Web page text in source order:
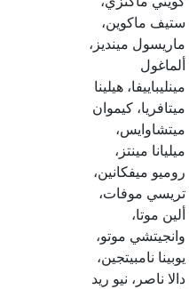
كويني ماكنزي،
ستيف ماكوين،
ماريسول مينديز،
ألماغول
مينليباييفا، هيلينا
ميتافريا، كيموان
ميتشاوايس،
ميليانا مينتز،
روميو ميفكانين،
تريسي موفات،
ألين موتا،
وانجيتشي موتو،
يوبينا نامبيتجين،
دالا ناصر، نيو ريد